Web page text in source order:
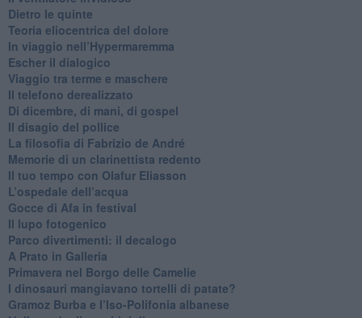
​Dietro le quinte
​Teoria eliocentrica del dolore
In viaggio nell’Hypermaremma
​Escher il dialogico
​Viaggio tra terme e maschere
Il telefono derealizzato
​Di dicembre, di mani, di gospel
​Il disagio del pollice
​La filosofia di Fabrizio de André
Memorie di un clarinettista redento
​Il tuo tempo con Olafur Eliasson
​L’ospedale dell’acqua
​Gocce di Afa in festival
​Il lupo fotogenico
​Parco divertimenti: il decalogo
​A Prato in Galleria
​Primavera nel Borgo delle Camelie
I dinosauri mangiavano tortelli di patate?
​Gramoz Burba e l’Iso-Polifonia albanese